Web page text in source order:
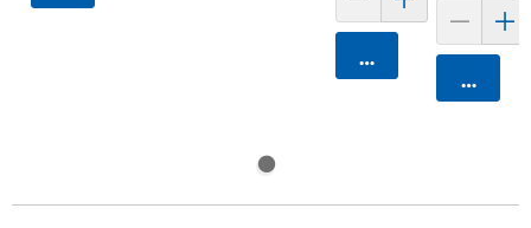
카트에 담기
카트에